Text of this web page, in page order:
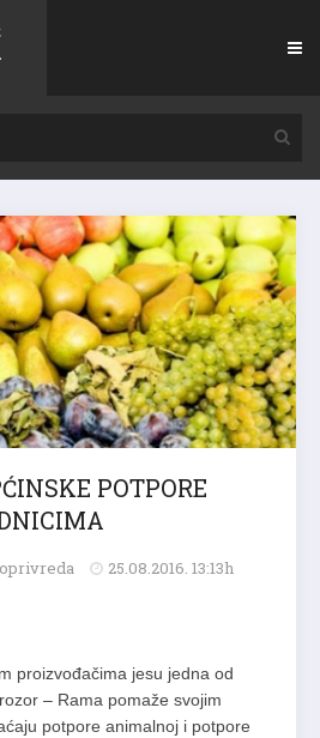
POTPORE
25.08.2016. 13:13h
proizvođačima jesu jedna od
– Rama pomaže svojim
potpore animalnoj i potpore